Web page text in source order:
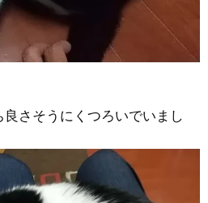
さそうにくつろいでいまし